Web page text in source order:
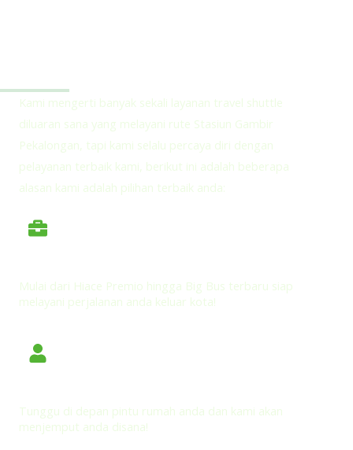
Kami mengerti banyak sekali layanan travel shuttle
diluaran sana yang melayani rute Stasiun Gambir
Pekalongan, tapi kami selalu percaya diri dengan
pelayanan terbaik kami, berikut ini adalah beberapa
alasan kami adalah pilihan terbaik anda:
Mulai dari Hiace Premio hingga Big Bus terbaru siap
melayani perjalanan anda keluar kota!
Tunggu di depan pintu rumah anda dan kami akan
menjemput anda disana!